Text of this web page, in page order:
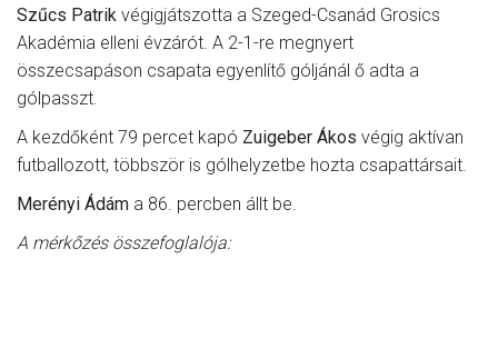
Szűcs Patrik végigjátszotta a Szeged-Csanád Grosics
Akadémia elleni évzárót. A 2-1-re megnyert
összecsapáson csapata egyenlítő góljánál ő adta a
gólpasszt.
A kezdőként 79 percet kapó Zuigeber Ákos végig aktívan
futballozott, többször is gólhelyzetbe hozta csapattársait.
Merényi Ádám a 86. percben állt be.
A mérkőzés összefoglalója: